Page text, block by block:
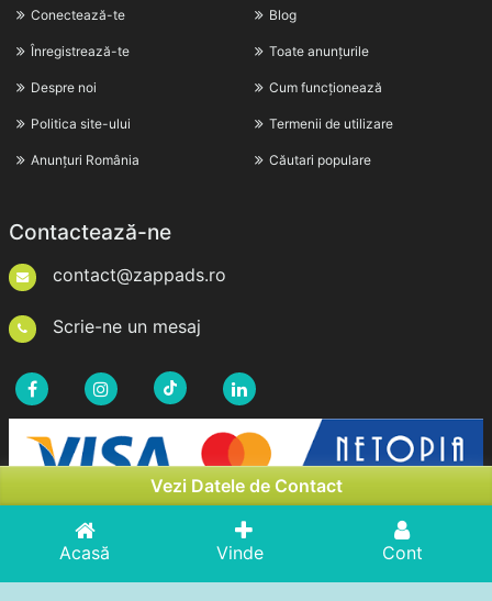
Vezi Datele de Contact
Acasă Vinde Cont
Conectează-te
Înregistrează-te
Despre noi
Politica site-ului
Anunțuri România
Blog
Toate anunțurile
Cum funcționează
Termenii de utilizare
Căutari populare
Contactează-ne
contact@zappads.ro
Scrie-ne un mesaj